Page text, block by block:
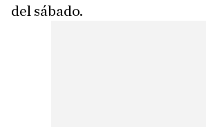
del sábado.